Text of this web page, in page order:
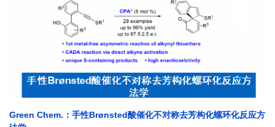
Green Chem.：手性Brønsted酸催化不对称去芳构化螺环化反应方